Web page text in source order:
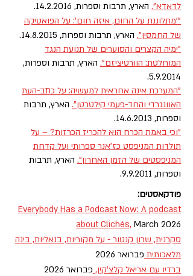
לדאדא". הארץ, תרבות וספרות, 14.2.2016
.
"'מתלוננת על החום, איזה חום': על הפואטיקה
של החמסין". הארץ, תרבות וספרות, 14.8.2015
.
"ימיה הקצרים והסוערים של תנועת הנגד
המוחלטת: הוורטיציזם". הארץ, תרבות וספרות,
5.9.2014.
"המערכת אינה אחראית למעשיה: על כתב-העת
האוונגרדי והחד-פעמי קילטרטן". הארץ, תרבות
וספרות, 14.6.2013
.
"וכי באמת הכרח הוא להכריז הכרזות? – על
תולדות המניפסט כז'אנר ספרותי ועל קדחת
המניפסטים של הזמן האחרון". הארץ, תרבות
וספרות, 9.9.2011.
פודקאסטים:
Everybody Has a Podcast Now: A podcast
about Clichés, March 2026
סקרנית, שרון קנטור - על מקוריות, בנאליות, בינה
מלאכותית פברואר 2026
ברדיו עם אריאל קלצ'קין, פברואר 2026